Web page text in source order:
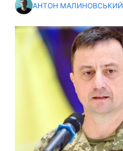
АНТОН МАЛИНОВСЬКИЙ